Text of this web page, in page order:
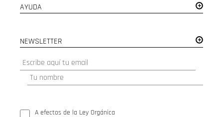
AYUDA
NEWSLETTER
A efectos de la Ley Orgánica